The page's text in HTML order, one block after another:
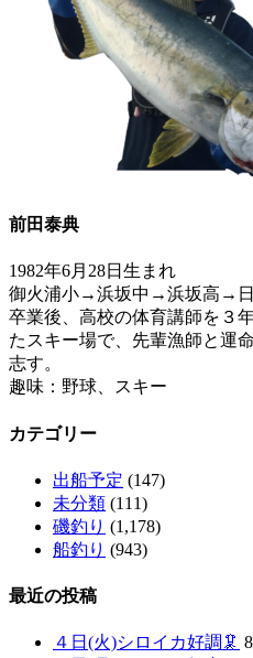
前田泰典
1982年6月28日生まれ
御火浦小→浜坂中→浜坂高→
卒業後、高校の体育講師を３
たスキー場で、先輩漁師と運
志す。
趣味：野球、スキー
カテゴリー
出船予定 (147)
未分類 (111)
磯釣り (1,178)
船釣り (943)
最近の投稿
４日(火)シロイカ好調🦑